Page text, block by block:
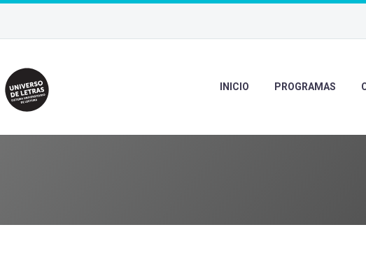
INICIO PROGRAMAS